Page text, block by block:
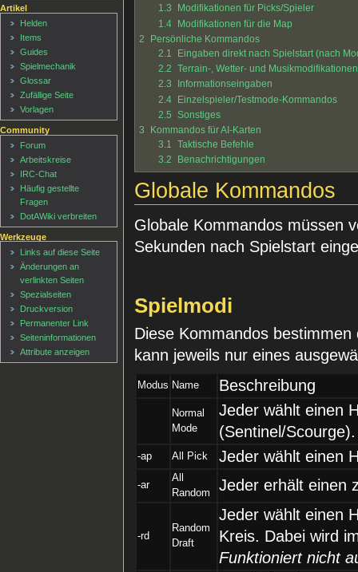
1.3
Modifikationen für Picks/Spieler
1.4 Modifikationen für die Map
2
Persönliche Kommandos
2.1
Eingaben direkt nach Spielstart (nach
2.2 Terrain-, Wetter- und Musikmodifikationen
2.3
Informationseingaben
2.4 Einzelspieler/Testmode-Kommandos
2.5 Sonstiges
3
Kommandos für AI-Karten
3.1 Taktische Befehle
3.2
Benachrichtigungen
Globale Kommandos
Globale Kommandos müssen
Sekunden nach Spielstart
Spielmodi
Diese Kommandos
kann jeweils nur eines
Modus Name Beschreibung
Normal
Mode
Jeder wählt einen
(Sentinel/Scourge).
-ap All Pick Jeder wählt einen
-ar
All
Random
Jeder erhält einen
-rd
Random
Draft
Jeder wählt einen
Kreis. Dabei wird
Funktioniert nicht
Artikel
Helden
Items
Guides
Spielmechanik
Glossar
Zufällige Seite
Vorlagen
Community
Forum
Arbeitskreise
IRC-Chat
Häufig gestellte
Fragen
DotAWiki verbreiten
Werkzeuge
Links auf diese Seite
Änderungen an
verlinkten Seiten
Spezialseiten
Druckversion
Permanenter Link
Seiten­informationen
Attribute anzeigen